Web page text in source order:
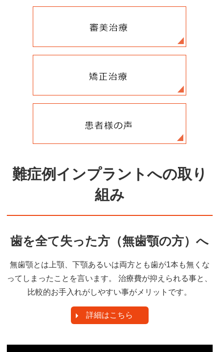
難症例インプラントへの取り
組み
歯を全て失った方（無歯顎の方）へ
無歯顎とは上顎、下顎あるいは両方とも歯が1本も無くな
ってしまったことを言います。 治療費が抑えられる事と、
比較的お手入れがしやすい事がメリットです。
詳細はこちら